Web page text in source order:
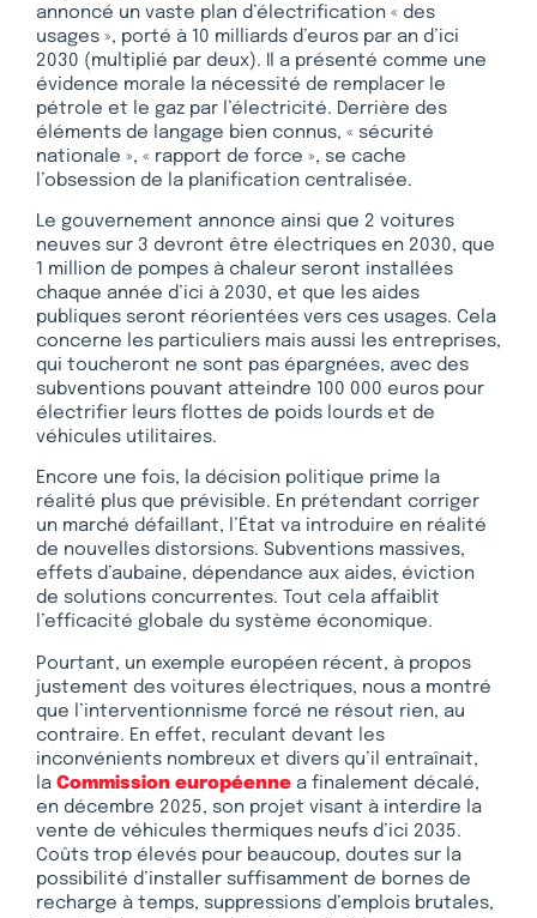
annoncé un vaste plan d’électrification « des
usages », porté à 10 milliards d’euros par an d’ici
2030 (multiplié par deux). Il a présenté comme une
évidence morale la nécessité de remplacer le
pétrole et le gaz par l’électricité. Derrière des
éléments de langage bien connus, « sécurité
nationale », « rapport de force », se cache
l’obsession de la planification centralisée.
Le gouvernement annonce ainsi que 2 voitures
neuves sur 3 devront être électriques en 2030, que
1 million de pompes à chaleur seront installées
chaque année d’ici à 2030, et que les aides
publiques seront réorientées vers ces usages. Cela
concerne les particuliers mais aussi les entreprises,
qui toucheront ne sont pas épargnées, avec des
subventions pouvant atteindre 100 000 euros pour
électrifier leurs flottes de poids lourds et de
véhicules utilitaires.
Encore une fois, la décision politique prime la
réalité plus que prévisible. En prétendant corriger
un marché défaillant, l’État va introduire en réalité
de nouvelles distorsions. Subventions massives,
effets d’aubaine, dépendance aux aides, éviction
de solutions concurrentes. Tout cela affaiblit
l’efficacité globale du système économique.
Pourtant, un exemple européen récent, à propos
justement des voitures électriques, nous a montré
que l’interventionnisme forcé ne résout rien, au
contraire. En effet, reculant devant les
inconvénients nombreux et divers qu’il entraînait,
la Commission européenne a finalement décalé,
en décembre 2025, son projet visant à interdire la
vente de véhicules thermiques neufs d’ici 2035.
Coûts trop élevés pour beaucoup, doutes sur la
possibilité d’installer suffisamment de bornes de
recharge à temps, suppressions d’emplois brutales,